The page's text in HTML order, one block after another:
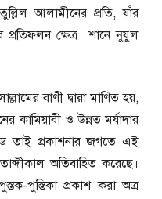
আলামীনের প্রতি, যাঁর
ক্ষেত্র। শানে নুযুল
বাণী দ্বারা মাণিত হয়,
ও উন্নত মর্যাদার
তাই প্রকাশনার জগতে এই
অতিবাহিত করেছে।
পুস্তিকা প্রকাশ করা অত্র